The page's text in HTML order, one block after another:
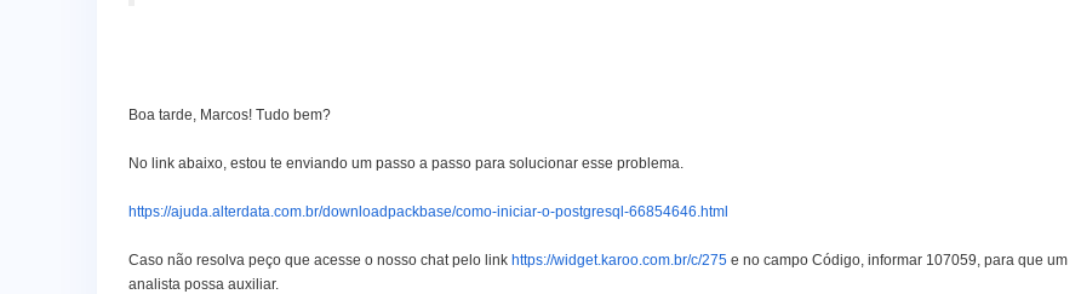
Boa tarde, Marcos! Tudo bem?
No link abaixo, estou te enviando um passo a passo para solucionar esse problema.
https://ajuda.alterdata.com.br/downloadpackbase/como-iniciar-o-postgresql-66854646.html
Caso não resolva peço que acesse o nosso chat pelo link https://widget.karoo.com.br/c/275 e no campo Código, informar 107059, para que um
analista possa auxiliar.